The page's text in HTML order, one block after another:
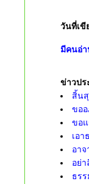
วันที่เขี
มีคนอ่
ข่าวป
สิ้น
ขอ
ขอ
เอ
อา
อย่
ธร